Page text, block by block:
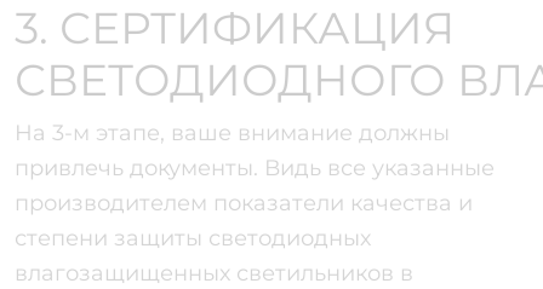
3. СЕРТИФИКАЦИЯ
СВЕТОДИОДНОГО
На 3-м этапе, ваше внимание должны
привлечь документы. Видь все указанные
производителем показатели качества и
степени защиты светодиодных
влагозащищенных светильников в